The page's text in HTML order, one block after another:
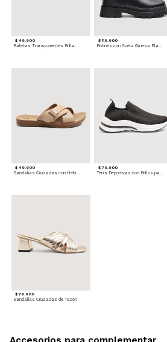
$ 49.900 $ 119.900
$ 49.900
Sandalias Cruzadas con Hebilla
$ 79.900
$ 79.900
Sandalias Cruzadas de Tacón
Accesorios para complementar